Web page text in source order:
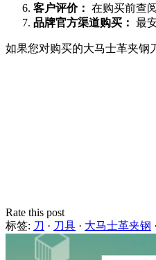
客户评价： 在购买前查
品牌官方渠道购买： 最
如果您对购买的大马士革夹钢
Rate this post
标签: 刀 · 刀具 · 大马士革夹钢 ·